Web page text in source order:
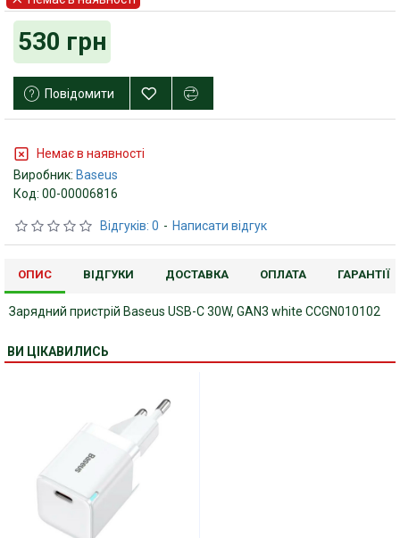
Немає в наявності
Виробник: Baseus
Код: 00-00006816
Відгуків: 0 - Написати відгук
530 грн
Повідомити
ОПИС ВІДГУКИ ДОСТАВКА ОПЛАТА ГАРАНТІЇ
Зарядний пристрій Baseus USB-C 30W, GAN3 white CCGN010102
ВИ ЦІКАВИЛИСЬ